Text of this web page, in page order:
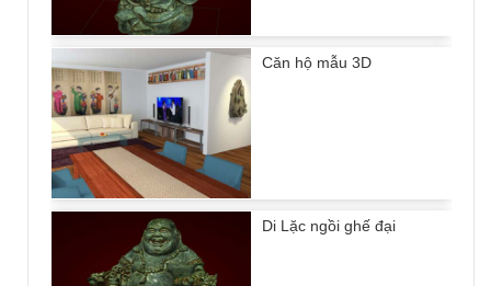
Căn hộ mẫu 3D
Di Lặc ngồi ghế đại